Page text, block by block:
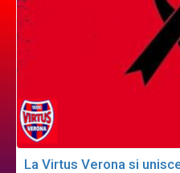
La Virtus Verona si